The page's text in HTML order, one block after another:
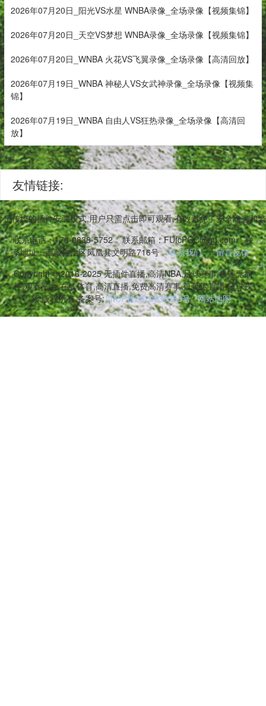
2026年07月20日_阳光VS水星 WNBA录像_全场录像【视频集锦】
2026年07月20日_天空VS梦想 WNBA录像_全场录像【视频集锦】
2026年07月20日_WNBA 火花VS飞翼录像_全场录像【高清回放】
2026年07月19日_WNBA 神秘人VS女武神录像_全场录像【视频集
锦】
2026年07月19日_WNBA 自由人VS狂热录像_全场录像【高清回
放】
友情链接:
统的插件安装模式,用户只需点击即可观看,有效避免了安全隐
联系电话：176-0838-5752
联系邮箱：FUfcPGC@qq.com
联
系地址：西藏自治区凤凰县文明路716号
联系我们
留言反馈
Copyright © 2016-2025 无插件直播,高清NBA,足球赛事,极速无插
件,观看平台,在线体育,高清直播,免费高清赛事,低延迟直播,篮球视
频 版权所有 备案号:川ICP备2020036383号 网站地图